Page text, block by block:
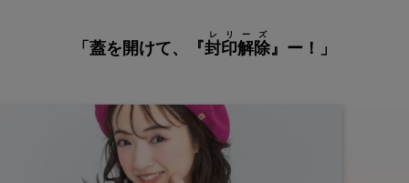
「蓋を開けて、『封印解除
レリーズ
』ー！」